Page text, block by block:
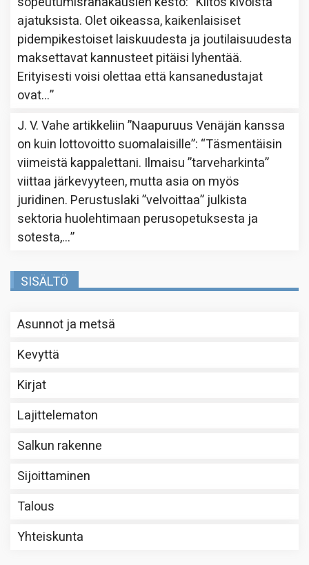
ajatuksista. Olet oikeassa, kaikenlaisiset
pidempikestoiset laiskuudesta ja joutilaisuudesta
maksettavat kannusteet pitäisi lyhentää.
Erityisesti voisi olettaa että kansanedustajat
ovat…”
J. V. Vahe artikkeliin”Naapuruus Venäjän kanssa
on kuin lottovoitto suomalaisille”: “Täsmentäisin
viimeistä kappalettani. Ilmaisu ”tarveharkinta”
viittaa järkevyyteen, mutta asia on myös
juridinen. Perustuslaki ”velvoittaa” julkista
sektoria huolehtimaan perusopetuksesta ja
sotesta,…”
SISÄLTÖ
Asunnot ja metsä
Kevyttä
Kirjat
Lajittelematon
Salkun rakenne
Sijoittaminen
Talous
Yhteiskunta